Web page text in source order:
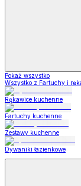
Pokaż wszystko
Wszystko z Fartuchy i
Rękawice kuchenne
Fartuchy kuchenne
Zestawy kuchenne
Dywaniki łazienkowe